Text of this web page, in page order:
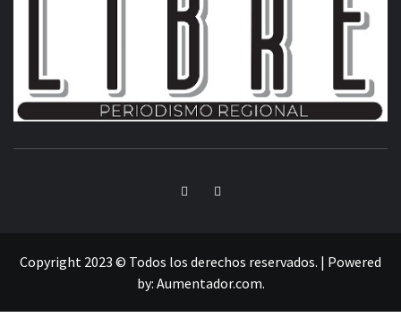
Copyright 2023 © Todos los derechos reservados. | Powered
by: Aumentador.com.